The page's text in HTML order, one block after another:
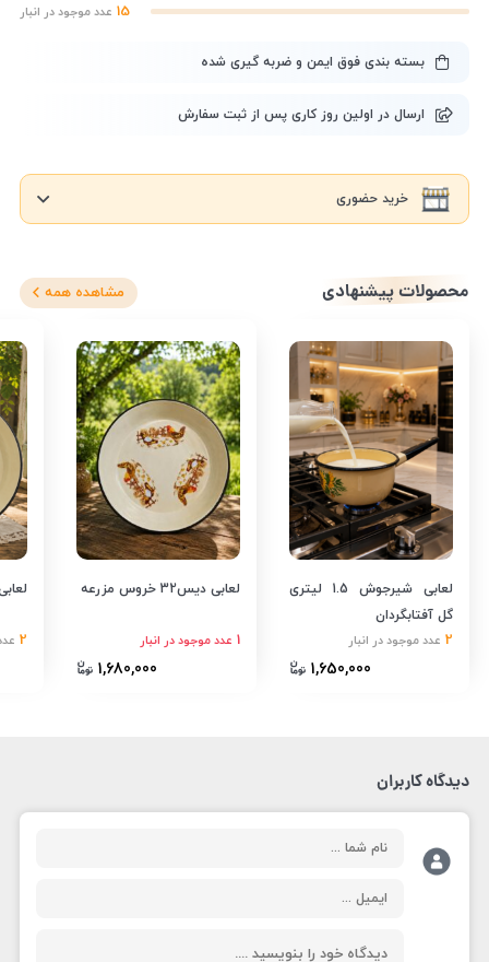
15 عدد موجود در انبار
بسته بندی فوق ایمن و ضربه گیری شده
ارسال در اولین روز کاری پس از ثبت سفارش
خرید حضوری
محصولات پیشنهادی مشاهده همه
2 عدد موجود در انبار
لعابی شیرجوش 1.5 لیتری
گل آفتابگردان
1,650,000
1 عدد موجود در انبار
لعابی دیس32 خروس مزرعه
1,680,000
2
لعابی
دیدگاه کاربران